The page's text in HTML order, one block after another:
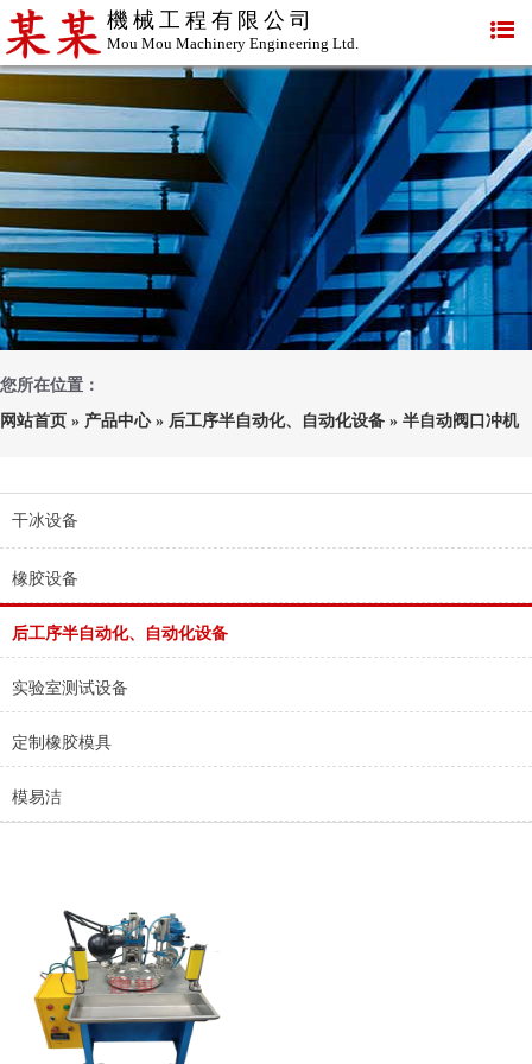
機械工程有限公司
Mou Mou Machinery Engineering Ltd.
您所在位置：
网站首页 » 产品中心» 后工序半自动化、自动化设备 » 半自动阀口冲机
干冰设备
橡胶设备
后工序半自动化、自动化设备
实验室测试设备
定制橡胶模具
模易洁